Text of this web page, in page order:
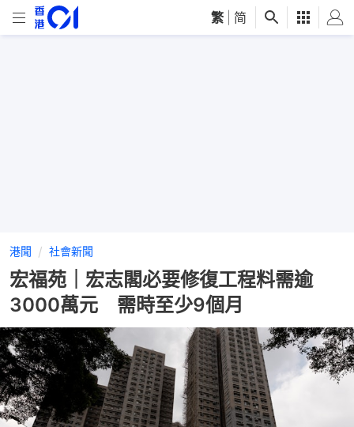
繁 简
港聞 社會新聞
宏福苑｜宏志閣必要修復工程料需逾
3000萬元 需時至少9個月